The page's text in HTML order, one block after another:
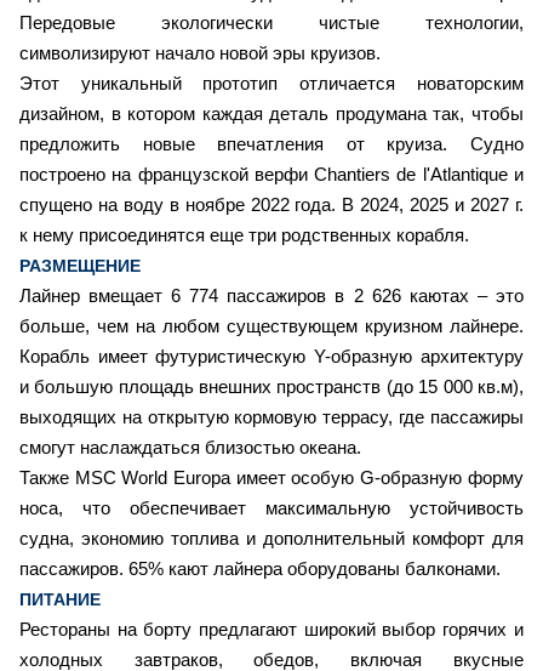
Передовые экологически чистые технологии,
символизируют начало новой эры круизов.
Этот уникальный прототип отличается новаторским
дизайном, в котором каждая деталь продумана так, чтобы
предложить новые впечатления от круиза. Судно
построено на французской верфи Chantiers de l'Atlantique и
спущено на воду в ноябре 2022 года. В 2024, 2025 и 2027 г.
к нему присоединятся еще три родственных корабля.
РАЗМЕЩЕНИЕ
Лайнер вмещает 6 774 пассажиров в 2 626 каютах – это
больше, чем на любом существующем круизном лайнере.
Корабль имеет футуристическую Y-образную архитектуру
и большую площадь внешних пространств (до 15 000 кв.м),
выходящих на открытую кормовую террасу, где пассажиры
смогут наслаждаться близостью океана.
Также MSC World Europa имеет особую G-образную форму
носа, что обеспечивает максимальную устойчивость
судна, экономию топлива и дополнительный комфорт для
пассажиров. 65% кают лайнера оборудованы балконами.
ПИТАНИЕ
Рестораны на борту предлагают широкий выбор горячих и
холодных завтраков, обедов, включая вкусные